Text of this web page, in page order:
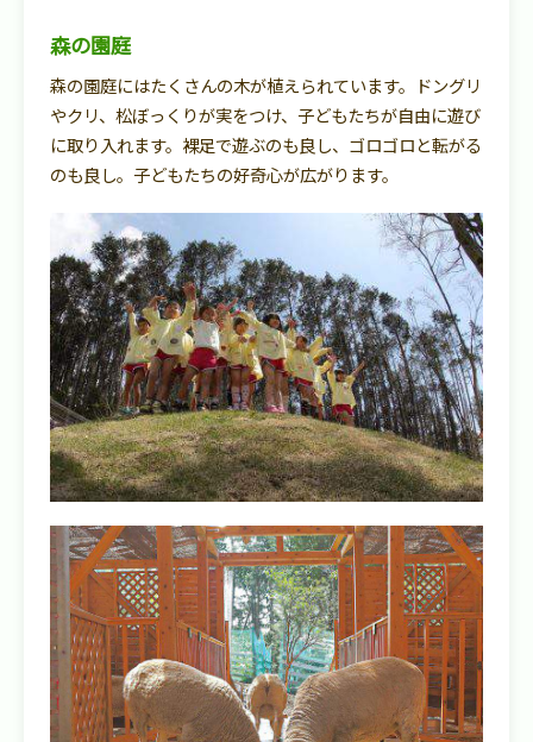
森の園庭
森の園庭にはたくさんの木が植えられています。ドングリ
やクリ、松ぼっくりが実をつけ、子どもたちが自由に遊び
に取り入れます。裸足で遊ぶのも良し、ゴロゴロと転がる
のも良し。子どもたちの好奇心が広がります。